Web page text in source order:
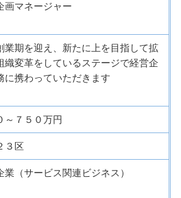
画マネージャー
業期を迎え、新たに上を目指して拡
織変革をしているステージで経営企
に携わっていただきます
～７５０万円
３区
業（サービス関連ビジネス）